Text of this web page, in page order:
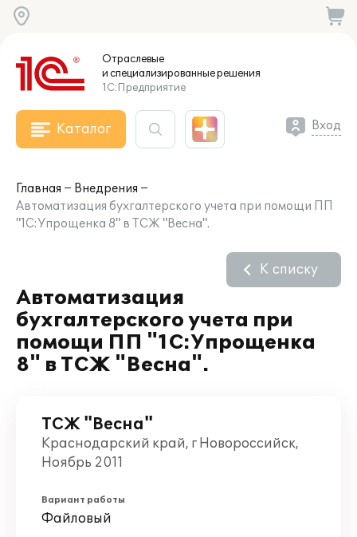
Отраслевые
и специализированныерешения
1С:Предприятие
Каталог Вход
Главная
Внедрения
Автоматизация бухгалтерского учета при помощи ПП
"1С:Упрощенка 8" в ТСЖ "Весна".
Автоматизация
бухгалтерского учета при
помощи ПП "1С:Упрощенка
8" в ТСЖ "Весна".
К списку
ТСЖ "Весна"
Краснодарский край, г Новороссийск,
Ноябрь 2011
Вариант работы
Файловый